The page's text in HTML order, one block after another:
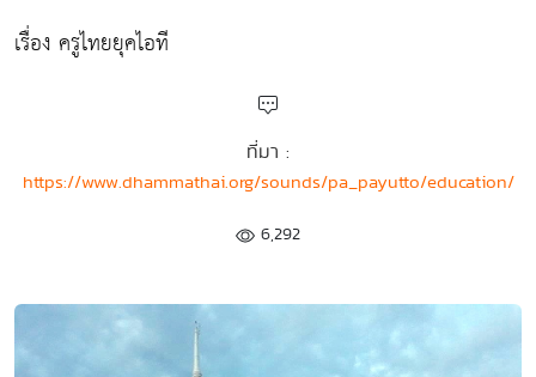
เรื่อง ครูไทยยุคไอที
ที่มา :
https://www.dhammathai.org/sounds/pa_payutto/education/
6,292